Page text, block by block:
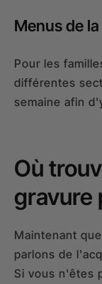
Menus de
Pour les
différentes
semaine afin
Où
gravure
Maintenant
parlons de
Si vous n'êtes